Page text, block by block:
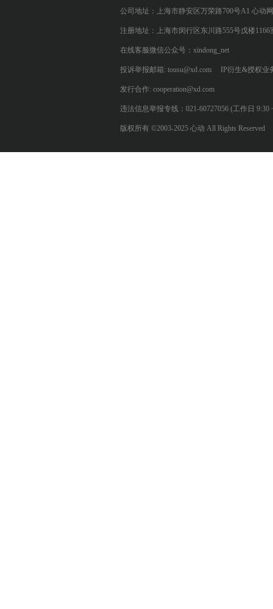
公司地址：上海市静安区万荣路700号A1 心动
注册地址：上海市闵行区东川路555号戊楼1166
在线客服微信公众号：xindong_net
投诉举报邮箱: tousu@xd.com IP衍生&授权业
发行合作: cooperation@xd.com
违法信息举报专线：021-60727056 (工作日 9:30
版权所有 ©2003-2025 心动 All Rights Reserved